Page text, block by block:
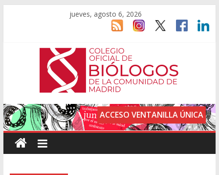
jueves, agosto 6, 2026
ACCESO VENTANILLA ÚNICA